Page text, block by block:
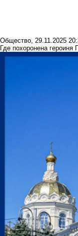
Общество, 29.11.2025
Где похоронена